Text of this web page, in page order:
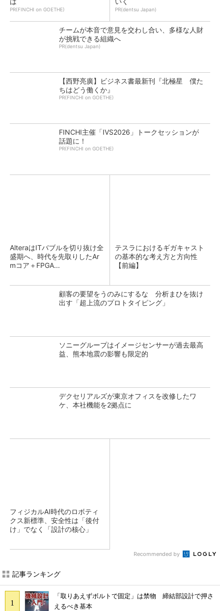
PR(FINCHI on GOETHE) PR(dentsu Japan)
チームが本音で意見を交わし合い、多様な人財
が挑戦できる組織へ
PR(dentsu Japan)
【西野亮廣】ビジネス書最新刊『北極星 僕た
ちはどう働くか』
PR(FINCHI on GOETHE)
FINCHI主催「IVS2026」トークセッションが
話題に！
PR(FINCHI on GOETHE)
AlteraはITバブルを切り抜け全
盛期へ、時代を先取りしたAr
mコア＋FPGA...
テスラにおけるギガキャスト
の基本的な考え方と方向性
【前編】
顧客の要望をうのみにするな 分析まひを抜け
出す「超上流のプロトタイピング」
ソニーグループはイメージセンサーが過去最高
益、熊本地震の影響も限定的
デクセリアルズが東京オフィスを改修したワ
ケ、本社機能を2拠点に
フィジカルAI時代のロボティ
クス新標準、安全性は「後付
け」でなく「設計の核心」
Recommended by
記事ランキング
「取りあえずボルトで固定」は禁物 締結部設計で押さ
えるべき基本